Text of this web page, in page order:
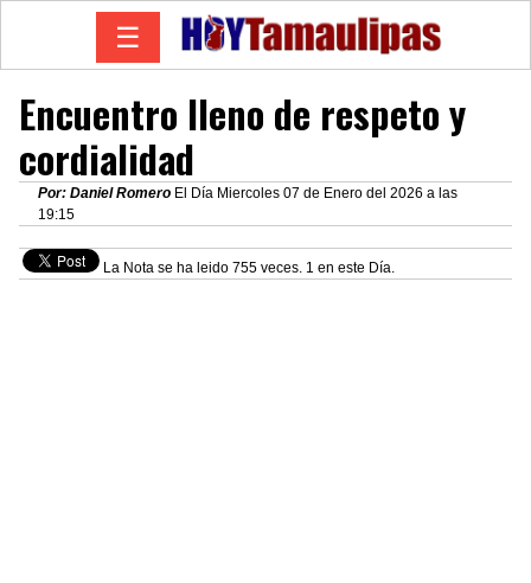
☰
Encuentro lleno de respeto y
cordialidad
Por: Daniel Romero El Día Miercoles 07 de Enero del 2026 a las
19:15
La Nota se ha leido 755 veces. 1 en este Día.